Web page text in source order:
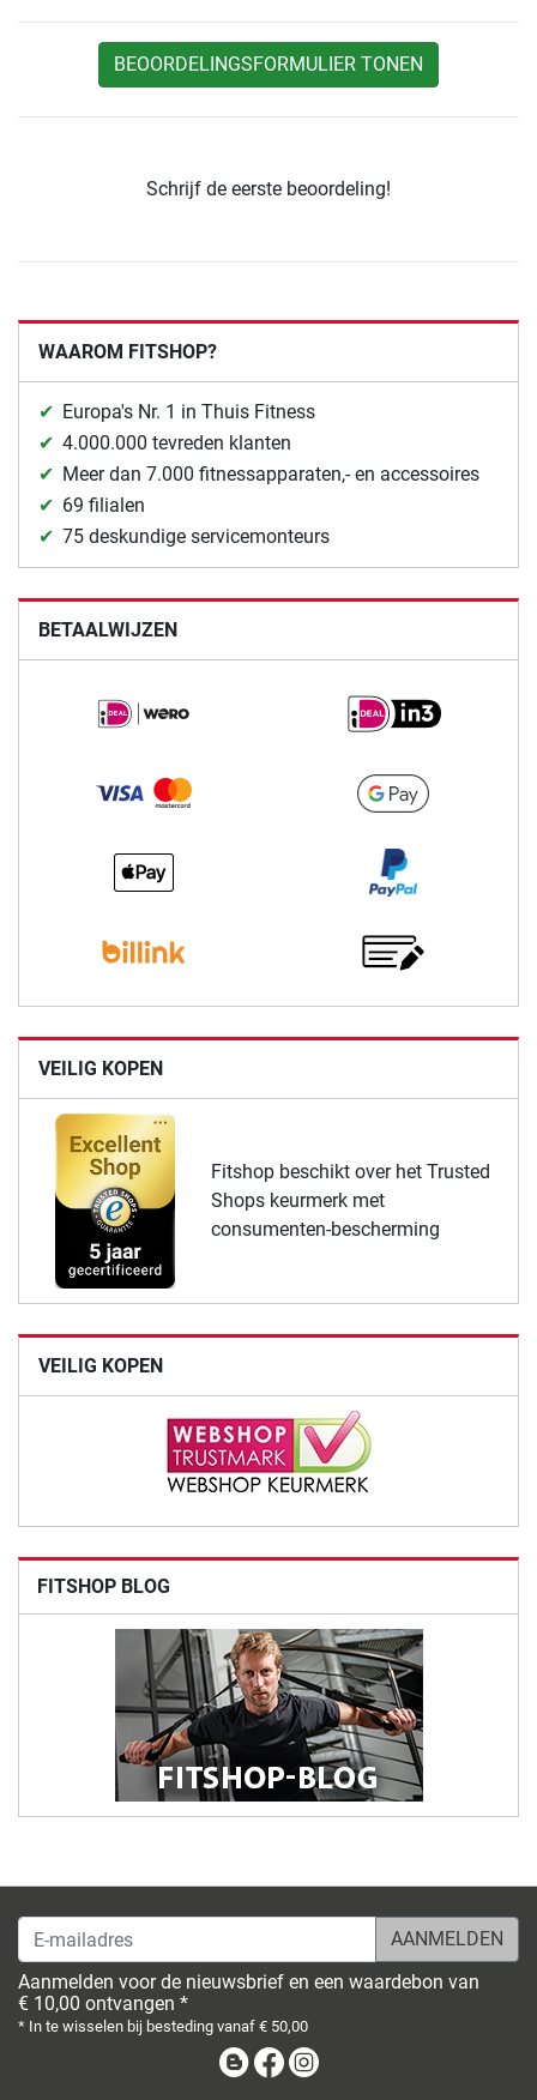
BEOORDELINGSFORMULIER TONEN
Schrijf de eerste beoordeling!
WAAROM FITSHOP?
Europa's Nr. 1 in Thuis Fitness
4.000.000 tevreden klanten
Meer dan 7.000 fitnessapparaten,- en accessoires
69 filialen
75 deskundige servicemonteurs
BETAALWIJZEN
VEILIG KOPEN
Fitshop beschikt over het Trusted
Shops keurmerk met
consumenten-bescherming
VEILIG KOPEN
FITSHOP BLOG
E-mailadres
Aanmelden voor de nieuwsbrief en een waardebon van
€ 10,00 ontvangen *
* In te wisselen bij besteding vanaf € 50,00
BlogFacebook